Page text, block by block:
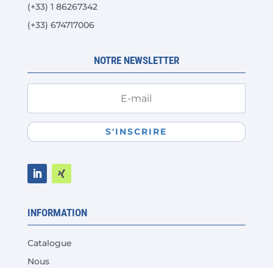
page
du
(+33) 1 86267342
(+33) 674717006
NOTRE NEWSLETTER
S'INSCRIRE
INFORMATION
Catalogue
Nous